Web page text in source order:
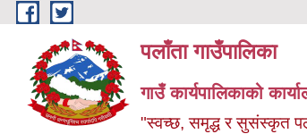
Skip to main content
पलाँता गाउँपालिका
गाउँ कार्यपालिकाको
"स्वच्छ, समृद्ध र सुसंस्कृत